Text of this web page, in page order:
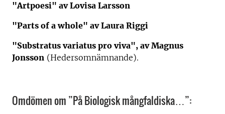
"Artpoesi" av Lovisa Larsson
"Parts of a whole" av Laura Riggi
"Substratus variatus pro viva", av Magnus
Jonsson (Hedersomnämnande).
Omdömen om ”På Biologisk mångfaldiska…”: